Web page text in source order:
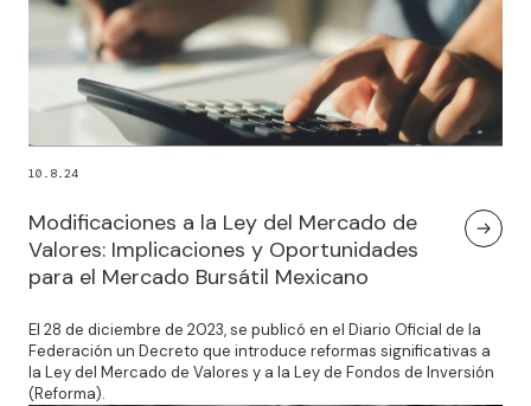
10.8.24
Modificaciones a la Ley del Mercado de
Valores: Implicaciones y Oportunidades
para el Mercado Bursátil Mexicano
El 28 de diciembre de 2023, se publicó en el Diario Oficial de la
Federación un Decreto que introduce reformas significativas a
la Ley del Mercado de Valores y a la Ley de Fondos de Inversión
(Reforma).